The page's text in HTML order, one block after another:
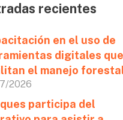
recientes
en el uso de
digitales que
el manejo
2026
participa del